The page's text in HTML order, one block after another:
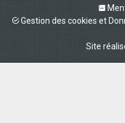
Gestion des cookies et
Site